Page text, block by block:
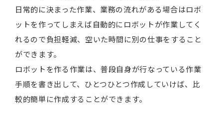
日常的に決まった作業、業務の流れがある場合はロボ
ットを作ってしまえば自動的にロボットが作業してく
れるので負担軽減、空いた時間に別の仕事をすること
ができます。
ロボットを作る作業は、普段自身が行なっている作業
手順を書き出して、ひとつひとつ作成していけば、比
較的簡単に作成することができます。